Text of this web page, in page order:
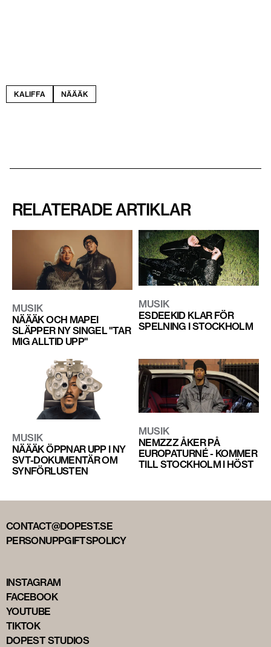
KALIFFA NÄÄÄK
RELATERADE ARTIKLAR
MUSIK
NÄÄÄK OCH MAPEI
SLÄPPER NY SINGEL "TAR
MIG ALLTID UPP"
MUSIK
ESDEEKID KLAR FÖR
SPELNING I STOCKHOLM
MUSIK
NÄÄÄK ÖPPNAR UPP I NY
SVT-DOKUMENTÄR OM
SYNFÖRLUSTEN
MUSIK
NEMZZZ ÅKER PÅ
EUROPATURNÉ - KOMMER
TILL STOCKHOLM I HÖST
CONTACT@DOPEST.SE
PERSONUPPGIFTSPOLICY
INSTAGRAM
FACEBOOK
YOUTUBE
TIKTOK
DOPEST STUDIOS